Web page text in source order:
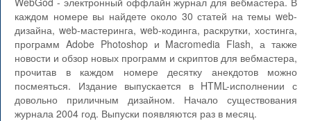
каждом номере вы найдете около 30 статей на темы web-
дизайна, web-мастеринга, web-кодинга, раскрутки, хостинга,
программ Adobe Photoshop и Macromedia Flash, а также
новости и обзор новых программ и скриптов для вебмастера,
прочитав в каждом номере десятку анекдотов можно
посмеяться. Издание выпускается в HTML-исполнении с
довольно приличным дизайном. Начало существования
журнала 2004 год. Выпуски появляются раз в месяц.